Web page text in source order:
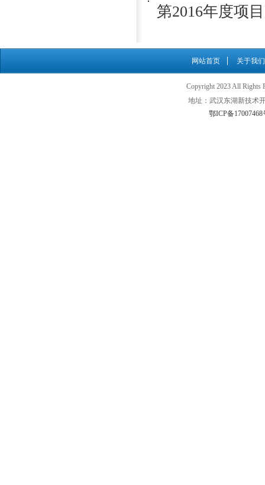
第2016年度项目
网站首页 关于我们
Copyright 2023 All
地址：武汉东湖新技术
鄂ICP备17007468